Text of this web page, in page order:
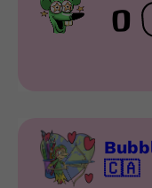
0
🇨🇦